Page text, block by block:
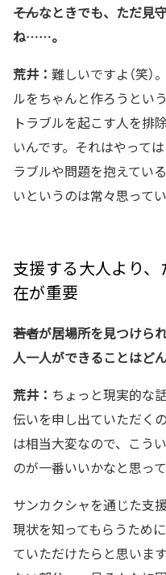
――そんなときでも、ただ
ね……。
荒井： 難しいですよ（笑
ルをちゃんと作ろうとい
トラブルを起こす人を排
いんです。それはやって
ラブルや問題を抱えてい
いというのは常々思って
支援する大人より
在が重要
――若者が居場所を見つけ
人一人ができることはど
荒井： ちょっと現実的な
伝いを申し出ていただく
は相当大変なので、こう
のが一番いいかなと思って
サンカクシャを通じた支
現状を知ってもらうため
ていただけたらと思いま